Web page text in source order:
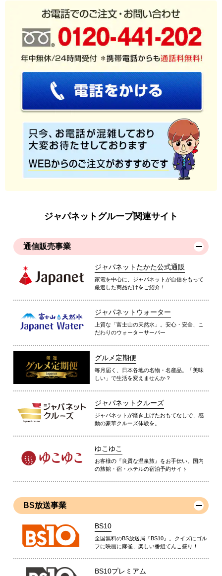
ジャパネットグループ関連サイト
通信販売事業
ジャパネットたかた公式通販
家電を中心に、ジャパネットが自信をもって
厳選した商品だけをご紹介！
ジャパネットウォーター
上質な「富士山の天然水」。安心・安全、こ
だわりのウォーターサーバー
グルメ定期便
毎月届く、日本各地の名物・名産品。「美味
しい」で生活を変えませんか？
ジャパネットクルーズ
ジャパネットが磨き上げたおもてなしで、感
動の豪華クルーズ体験を。
ゆこゆこ
お客様の『良質な温泉旅』をお手伝い。国内
の旅館・宿・ホテルの宿泊予約サイト
BS放送事業
BS10
全国無料のBS放送局『BS10』。クイズにゴル
フに映画に麻雀、楽しい番組てんこ盛り！
BS10プレミアム